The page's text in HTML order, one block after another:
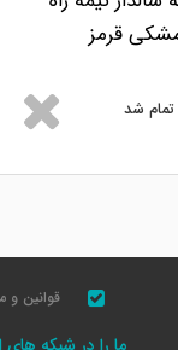
قرمز
تمام شد
قوانین و
ما را در شبکه های